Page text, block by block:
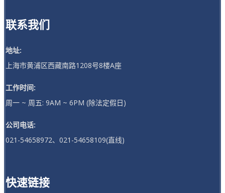
联系我们
地址:
上海市黄浦区西藏南路1208号8楼A座
工作时间:
周一 ~ 周五: 9AM ~ 6PM (除法定假日)
公司电话:
021-54658972、021-54658109(直线)
快速链接